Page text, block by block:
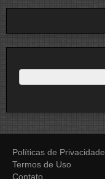
Políticas de Privacidade
Termos de Uso
Contato